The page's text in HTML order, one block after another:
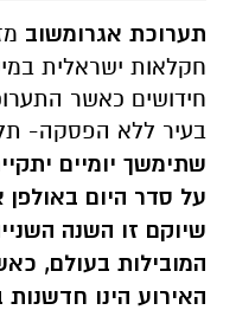
תערוכת אגרומשוב
חקלאות ישראלית
חידושים כאשר
בעיר ללא הפסקה-
שתימשך יומיים
על סדר היום באולפן
שיוקם זו השנה
המובילות בעולם,
האירוע הינו